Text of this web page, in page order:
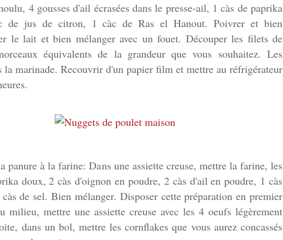
4 gousses d'ail écrasées dans le presse-ail, 1 càs de paprika
de jus de citron, 1 càc de Ras el Hanout. Poivrer et bien
le lait et bien mélanger avec un fouet. Découper les filets de
équivalents de la grandeur que vous souhaitez. Les
la marinade. Recouvrir d'un papier film et mettre au réfrigérateur
panure à la farine: Dans une assiette creuse, mettre la farine, les
doux, 2 càs d'oignon en poudre, 2 càs d'ail en poudre, 1 càs
de sel. Bien mélanger. Disposer cette préparation en premier
milieu, mettre une assiette creuse avec les 4 oeufs légèrement
dans un bol, mettre les cornflakes que vous aurez concassés